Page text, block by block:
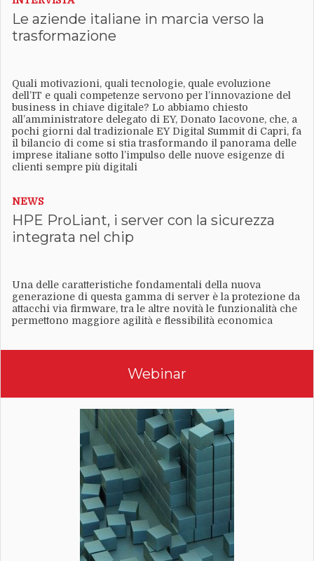
Le aziende italiane in marcia verso la
trasformazione
Quali motivazioni, quali tecnologie, quale evoluzione
dell’IT e quali competenze servono per l’innovazione del
business in chiave digitale? Lo abbiamo chiesto
all’amministratore delegato di EY, Donato Iacovone, che, a
pochi giorni dal tradizionale EY Digital Summit di Capri, fa
il bilancio di come si stia trasformando il panorama delle
imprese italiane sotto l’impulso delle nuove esigenze di
clienti sempre più digitali
NEWS
HPE ProLiant, i server con la sicurezza
integrata nel chip
Una delle caratteristiche fondamentali della nuova
generazione di questa gamma di server è la protezione da
attacchi via firmware, tra le altre novità le funzionalità che
permettono maggiore agilità e flessibilità economica
Webinar